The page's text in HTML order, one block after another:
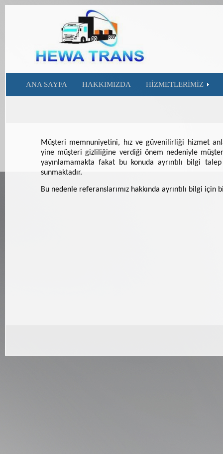
ANA SAYFA HAKKIMIZDA HİZMETLERİMİZ
Müşteri memnuniyetini, hız ve güvenilirliği hizmet
yine müşteri gizliliğine verdiği önem nedeniyle
yayınlamamakta fakat bu konuda ayrıntılı bilgi
sunmaktadır.
Bu nedenle referanslarımız hakkında ayrıntılı bilgi